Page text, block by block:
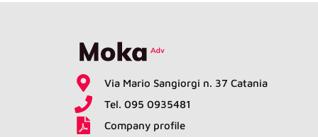
Via Mario Sangiorgi n. 37 Catania
Tel. 095 0935481
Company profile